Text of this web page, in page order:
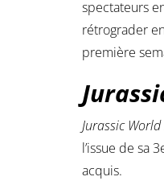
spectateurs
rétrograder
première
Jurassic
l’issue de sa
acquis.